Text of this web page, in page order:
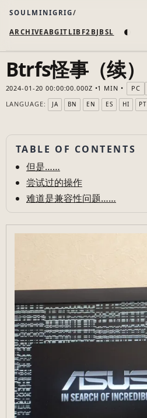
SOULMINIGRIG
ARCHIVEABGIT LIB F2B JB SL ◐
Btrfs怪事（续）
2024-01-20 00:00:00.000Z 1 MIN PC
LANGUAGE:
JA BN EN ES HI PT
TABLE OF CONTENTS
但是……
尝试过的操作
难道是兼容性问题……